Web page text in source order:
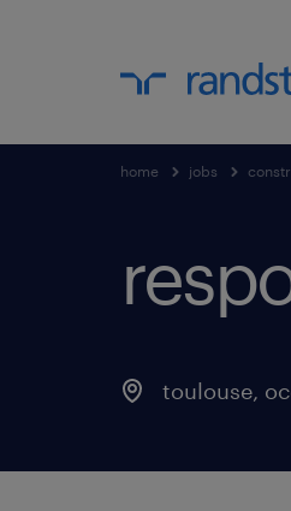
home jobs
toulouse,